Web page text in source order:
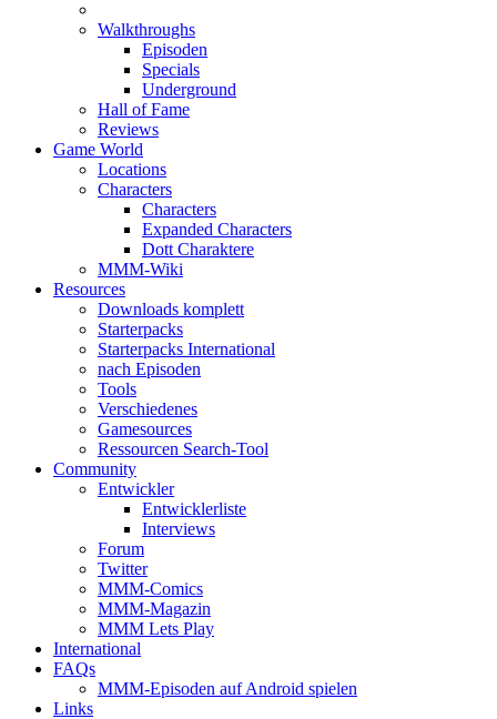
Walkthroughs
Episoden
Specials
Underground
Hall of Fame
Reviews
Game World
Locations
Characters
Characters
Expanded Characters
Dott Charaktere
MMM-Wiki
Resources
Downloads komplett
Starterpacks
Starterpacks International
nach Episoden
Tools
Verschiedenes
Gamesources
Ressourcen Search-Tool
Community
Entwickler
Entwicklerliste
Interviews
Forum
Twitter
MMM-Comics
MMM-Magazin
MMM Lets Play
International
FAQs
MMM-Episoden auf Android spielen
Links